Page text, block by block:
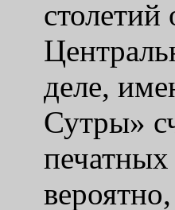
деле,
Сутры»
печатных